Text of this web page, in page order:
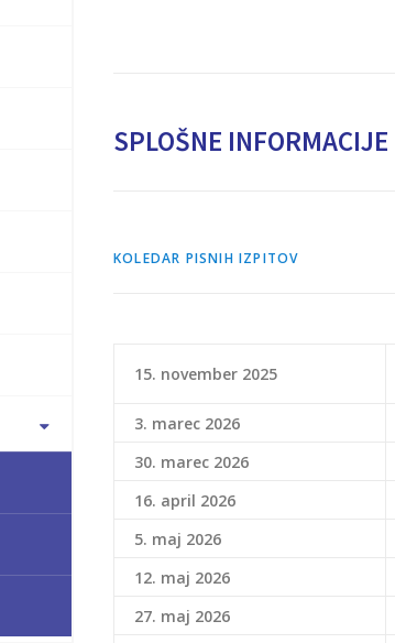
SPLOŠNE INFORMACIJE
KOLEDAR PISNIH IZPITOV
15. november 2025
3. marec 2026
30. marec 2026
16. april 2026
5. maj 2026
12. maj 2026
27. maj 2026